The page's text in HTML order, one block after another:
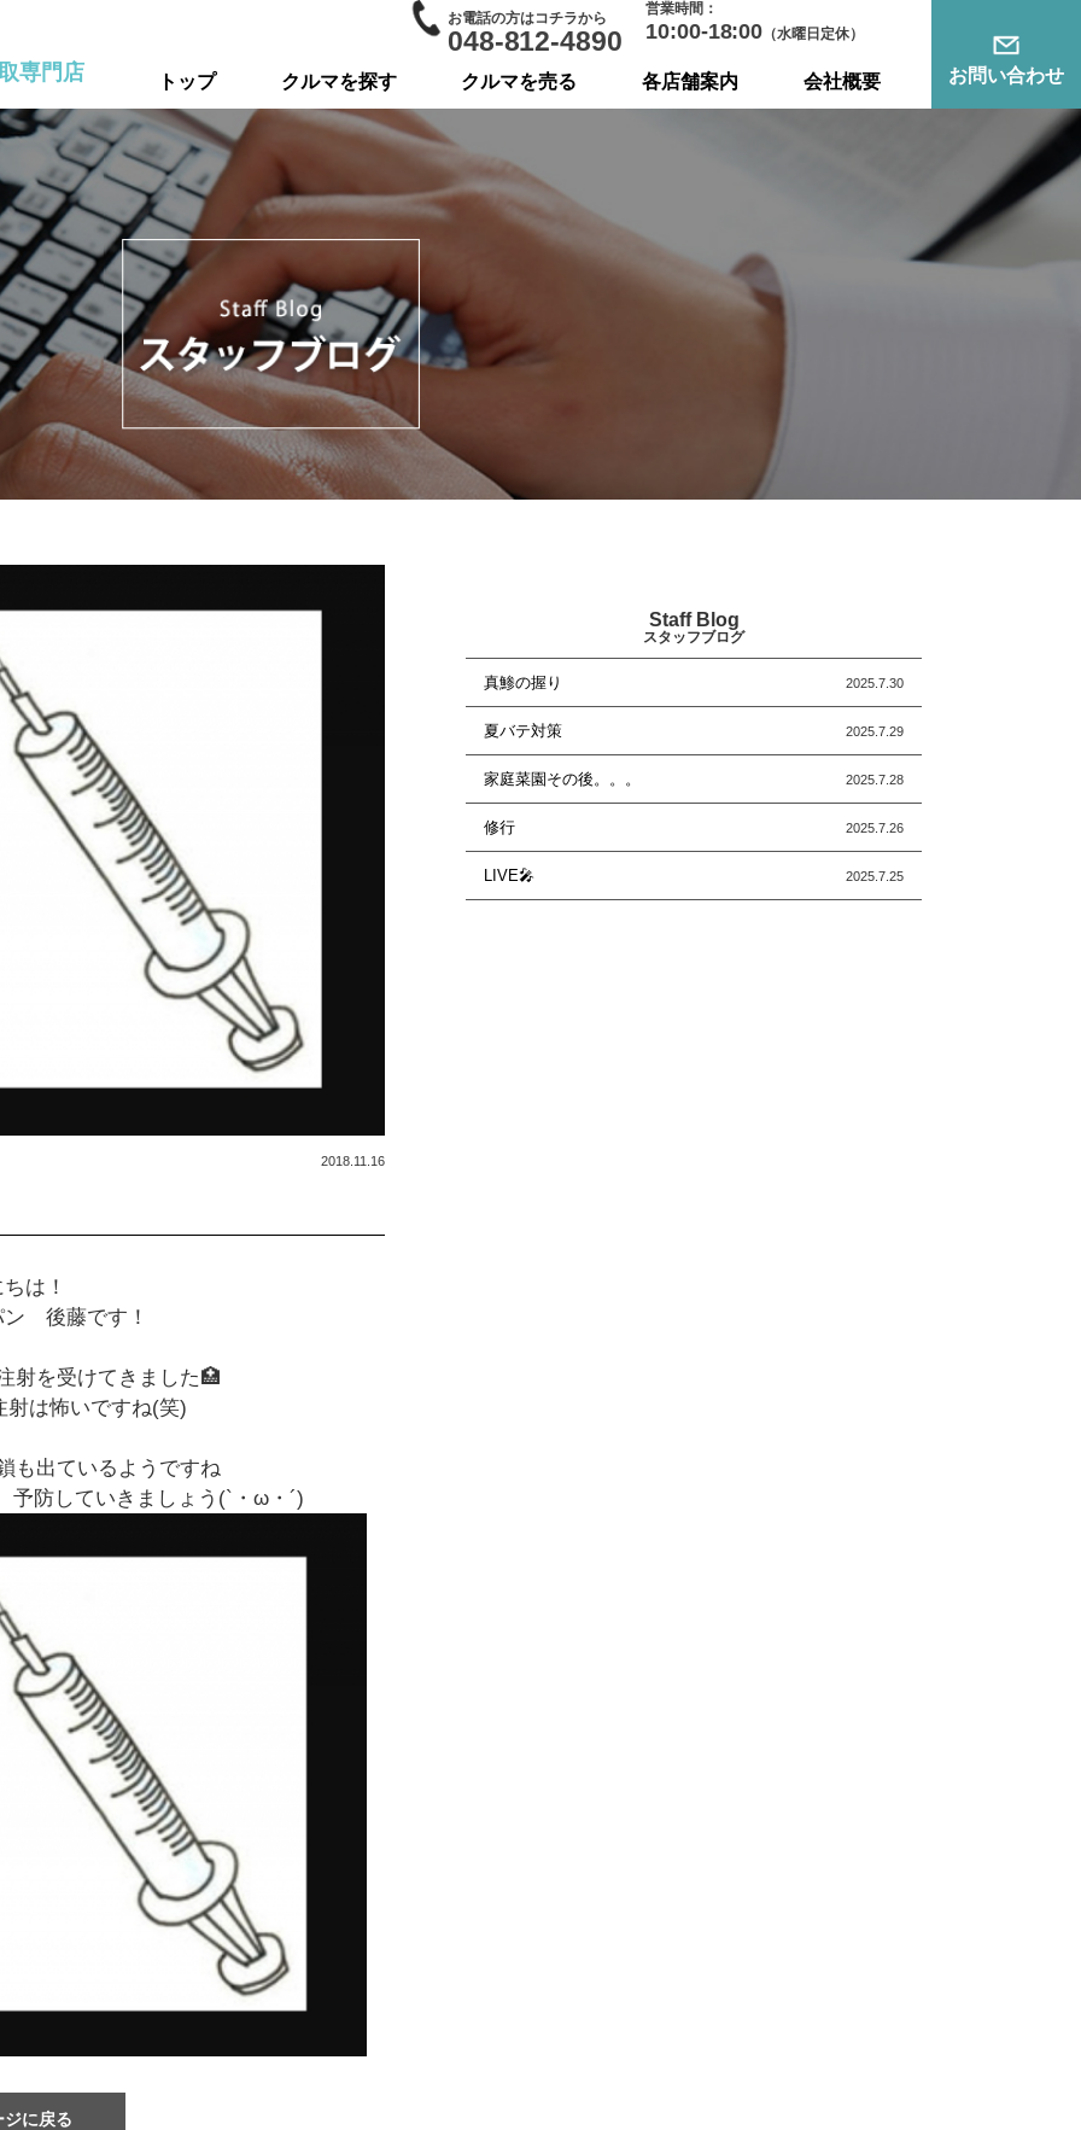
専門店
お電話の方はコチラから
048-812-4890
営業時間：
10:00-18:00 （水曜日定休）
トップ クルマを探す クルマを売る 各店舗案内 会社概要 お問い合わせ
2018.11.16
は！
ン 後藤です！
射を受けてきました🏥
射は怖いですね(笑)
も出ているようですね
予防していきましょう(`・ω・´)
に戻る
Staff Blog
スタッフブログ
真鯵の握り 2025.7.30
夏バテ対策 2025.7.29
家庭菜園その後。。。 2025.7.28
修行 2025.7.26
LIVE🎤 2025.7.25